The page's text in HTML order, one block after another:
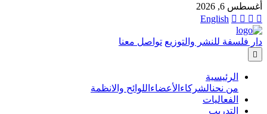
أغسطس 6, 2026
English
دار فلسفة للنشر والتوزيع تواصل معنا
الرئيسية
من نحنالشركاء الأعضاء اللوائح والانظمة
الفعاليات
التدريب